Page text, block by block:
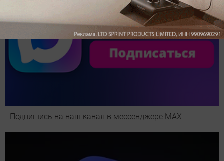
Подпишись на наш канал в мессенджере МАХ